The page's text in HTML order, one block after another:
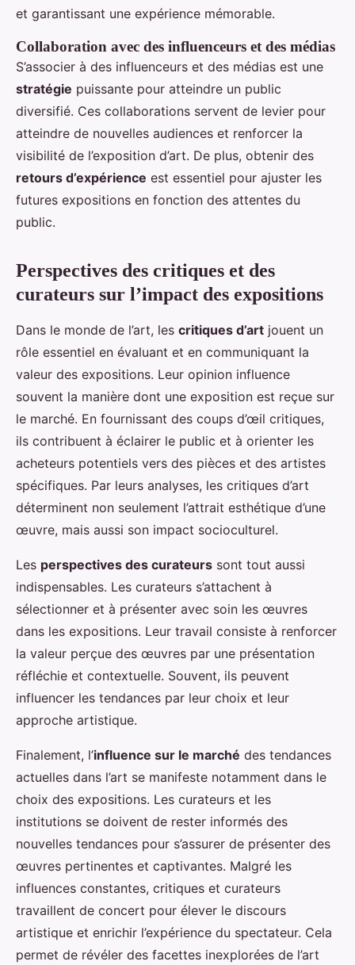
et garantissant une expérience mémorable.
Collaboration avec des influenceurs et des médias
S’associer à des influenceurs et des médias est une
stratégie puissante pour atteindre un public
diversifié. Ces collaborations servent de levier pour
atteindre de nouvelles audiences et renforcer la
visibilité de l’exposition d’art. De plus, obtenir des
retours d’expérience est essentiel pour ajuster les
futures expositions en fonction des attentes du
public.
Perspectives des critiques et des
curateurs sur l’impact des expositions
Dans le monde de l’art, les critiques d’art jouent un
rôle essentiel en évaluant et en communiquant la
valeur des expositions. Leur opinion influence
souvent la manière dont une exposition est reçue sur
le marché. En fournissant des coups d’œil critiques,
ils contribuent à éclairer le public et à orienter les
acheteurs potentiels vers des pièces et des artistes
spécifiques. Par leurs analyses, les critiques d’art
déterminent non seulement l’attrait esthétique d’une
œuvre, mais aussi son impact socioculturel.
Les perspectives des curateurs sont tout aussi
indispensables. Les curateurs s’attachent à
sélectionner et à présenter avec soin les œuvres
dans les expositions. Leur travail consiste à renforcer
la valeur perçue des œuvres par une présentation
réfléchie et contextuelle. Souvent, ils peuvent
influencer les tendances par leur choix et leur
approche artistique.
Finalement, l’influence sur le marché des tendances
actuelles dans l’art se manifeste notamment dans le
choix des expositions. Les curateurs et les
institutions se doivent de rester informés des
nouvelles tendances pour s’assurer de présenter des
œuvres pertinentes et captivantes. Malgré les
influences constantes, critiques et curateurs
travaillent de concert pour élever le discours
artistique et enrichir l’expérience du spectateur. Cela
permet de révéler des facettes inexplorées de l’art